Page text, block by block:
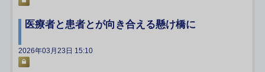
医療者と患者とが向き合える懸け橋に
2026年03月23日 15:10